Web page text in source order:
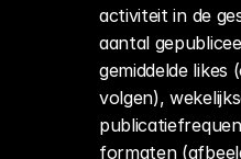
activiteit in de
aantal
gemiddelde likes
volgen),
formaten